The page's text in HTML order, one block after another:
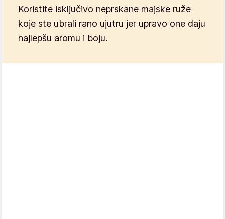
Koristite isključivo neprskane majske ruže
koje ste ubrali rano ujutru jer upravo one daju
najlepšu aromu i boju.